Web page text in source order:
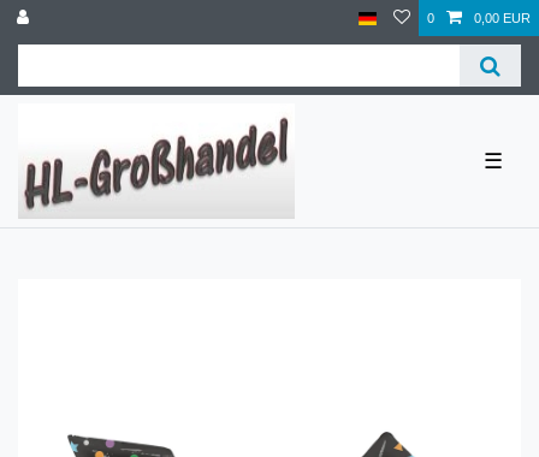
0 0,00 EUR
☰